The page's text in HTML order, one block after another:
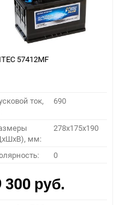
57412MF
ток,
690
мм:
278x175x190
0
300 руб.